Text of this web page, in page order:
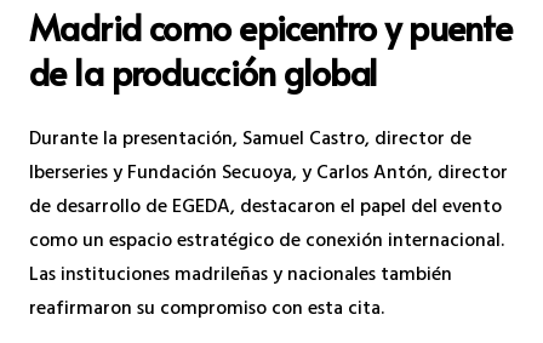
Madrid como epicentro y puente
de la producción global
Durante la presentación, Samuel Castro, director de
Iberseries y Fundación Secuoya, y Carlos Antón, director
de desarrollo de EGEDA, destacaron el papel del evento
como un espacio estratégico de conexión internacional.
Las instituciones madrileñas y nacionales también
reafirmaron su compromiso con esta cita.